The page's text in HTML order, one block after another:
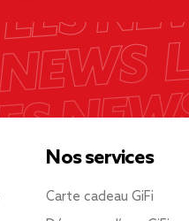
Nos services
Carte cadeau GiFi